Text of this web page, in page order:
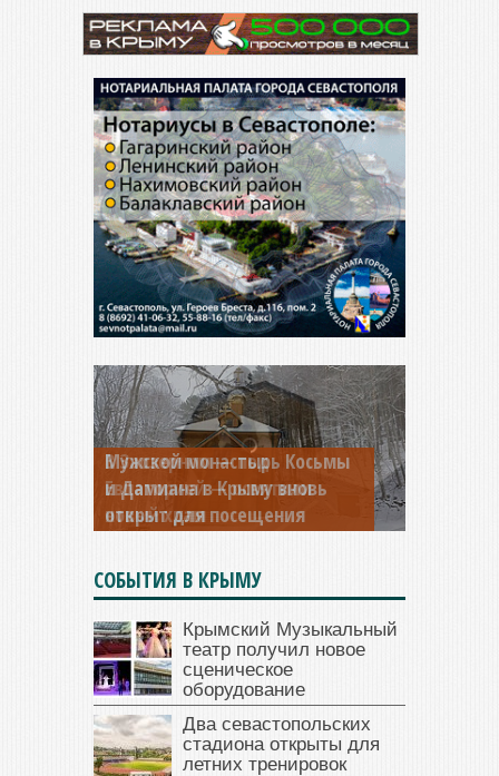
Мужской монастырь Косьмы
и Дамиана в Крыму вновь
открыт для посещения
СОБЫТИЯ В КРЫМУ
Крымский Музыкальный
театр получил новое
сценическое
оборудование
Два севастопольских
стадиона открыты для
летних тренировок